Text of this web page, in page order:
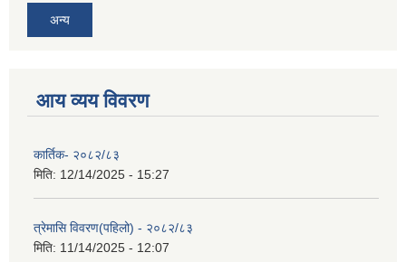
अन्य
आय व्यय विवरण
कार्तिक- २०८२/८३
मिति: 12/14/2025 - 15:27
त्रेमासि विवरण(पहिलो) - २०८२/८३
मिति: 11/14/2025 - 12:07